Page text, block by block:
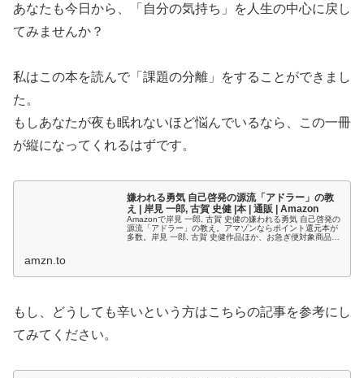
あなたも今日から、「自分の気持ち」を人生の中心に戻し
てみませんか？
私はこの本を読んで「課題の分離」をすることができまし
た。
もしあなたが夜も眠れないほど悩んでいるなら、この一冊
が縦になってくれるはずです。
嫌われる勇気 自己啓発の源流「アドラー」の教
え | 岸見 一郎, 古賀 史健 |本 | 通販 | Amazon
Amazonで岸見 一郎, 古賀 史健の嫌われる勇気 自己啓発の
源流「アドラー」の教え。アマゾンならポイント還元本が
多数。岸見 一郎, 古賀 史健作品ほか、お急ぎ便対象商品は
amzn.to
もし、どうしても辛いという方はこちらの記事を参考にし
てみてください。